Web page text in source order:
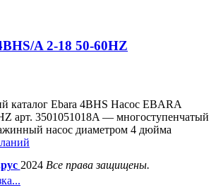
A 2-18 50-60HZ
каталог Ebara 4BHS Насос EBARA
арт. 3501051018A — многоступенчатый
насос диаметром 4 дюйма
2024Все права защищены.